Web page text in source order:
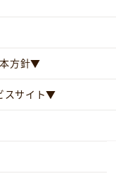
方針▼
スサイト▼